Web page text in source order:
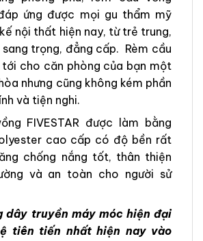
đáp ứng được mọi gu thẩm mỹ
nội thất hiện nay, từ trẻ trung,
trọng, đẳng cấp. Rèm cầu
tới cho căn phòng của bạn một
nhưng cũng không kém phần
và tiện nghi.
FIVESTAR được làm bằng
cao cấp có độ bền rất
chống nắng tốt, thân thiện
và an toàn cho người sử
dây truyền máy móc hiện đại
tiên tiến nhất hiện nay vào